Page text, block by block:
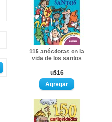
115 anécdotas en la
vida de los santos
u$16